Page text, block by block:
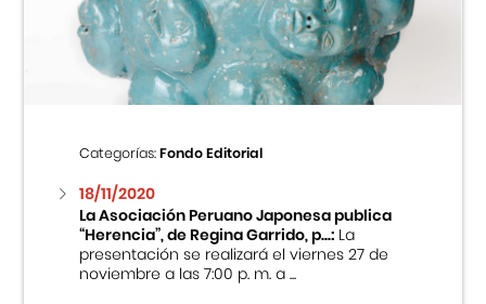
Centro Cultural Peruano Japonés
Museo de la Inmigración Japonesa
Fondo Editorial
Teatro Peruano Japonés
Categorías:Fondo Editorial
18/11/2020
La Asociación Peruano Japonesa publica
“Herencia”, de Regina Garrido, p...:La
presentación se realizará el viernes 27 de
noviembre a las 7:00 p. m. a ...